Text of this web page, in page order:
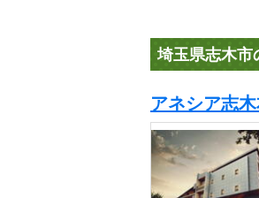
埼玉県志木市
アネシア志